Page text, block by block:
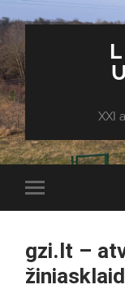
XXI
Toggle
mobile
gzi.lt –